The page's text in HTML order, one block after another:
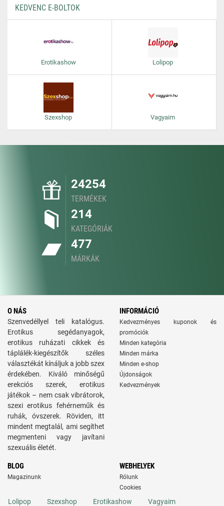
KEDVENC E-BOLTOK
Erotikashow Lolipop
Szexshop Vagyaim
24254
TERMÉKEK
214
KATEGÓRIÁK
477
MÁRKÁK
O NÁS
Szenvedéllyel teli katalógus.
Erotikus segédanyagok,
erotikus ruházati cikkek és
táplálék-kiegészítők széles
választékát kínáljuk a jobb szex
érdekében. Kiváló minőségű
erekciós szerek, erotikus
játékok – nem csak vibrátorok,
szexi erotikus fehérneműk és
ruhák, óvszerek. Röviden, itt
mindent megtalál, ami segíthet
megmenteni vagy javítani
szexuális életét.
INFORMÁCIÓ
Kedvezményes kuponok és
promóciók
Minden kategória
Minden márka
Minden e-shop
Újdonságok
Kedvezmények
BLOG
Magazinunk
WEBHELYEK
Rólunk
Cookies
Lolipop Szexshop Erotikashow Vagyaim